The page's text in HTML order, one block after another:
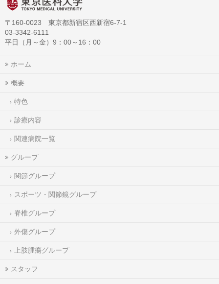
〒160-0023 東京都新宿区西新宿6-7-1
03-3342-6111
平日（月～金）9：00～16：00
ホーム
概要
特色
診療内容
関連病院一覧
グループ
関節グループ
スポーツ・関節鏡グループ
脊椎グループ
外傷グループ
上肢腫瘍グループ
スタッフ